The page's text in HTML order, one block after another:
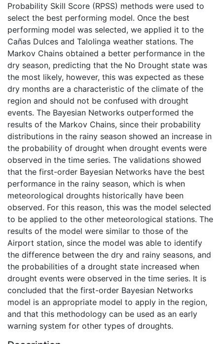
Probability Skill Score (RPSS) methods were used to
select the best performing model. Once the best
performing model was selected, we applied it to the
Cañas Dulces and Talolinga weather stations. The
Markov Chains obtained a better performance in the
dry season, predicting that the No Drought state was
the most likely, however, this was expected as these
dry months are a characteristic of the climate of the
region and should not be confused with drought
events. The Bayesian Networks outperformed the
results of the Markov Chains, since their probability
distributions in the rainy season showed an increase in
the probability of drought when drought events were
observed in the time series. The validations showed
that the first-order Bayesian Networks have the best
performance in the rainy season, which is when
meteorological droughts historically have been
observed. For this reason, this was the model selected
to be applied to the other meteorological stations. The
results of the model were similar to those of the
Airport station, since the model was able to identify
the difference between the dry and rainy seasons, and
the probabilities of a drought state increased when
drought events were observed in the time series. It is
concluded that the first-order Bayesian Networks
model is an appropriate model to apply in the region,
and that this methodology can be used as an early
warning system for other types of droughts.